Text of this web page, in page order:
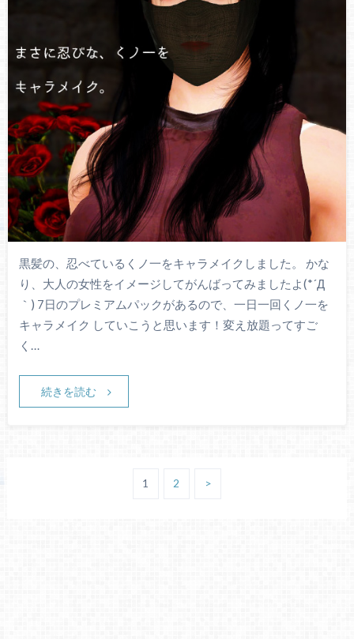
黒髪の、忍べているくノ一をキャラメイクしました。 かな
り、大人の女性をイメージしてがんばってみましたよ(*´Д
｀) 7日のプレミアムパックがあるので、一日一回くノ一を
キャラメイク していこうと思います！変え放題ってすご
く…
続きを読む
1 2 >